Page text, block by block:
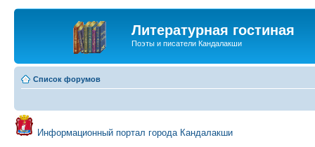
Литературная гостиная
Поэты и писатели Кандалакши
Список форумов
Информационный портал города Кандалакши